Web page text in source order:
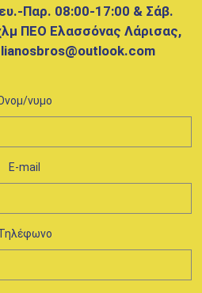
νυμο
E-mail
Παρ. 08:00-17:00 & Σάβ.
ΠΕΟ Ελασσόνας Λάρισας,
lianosbros@outlook.com